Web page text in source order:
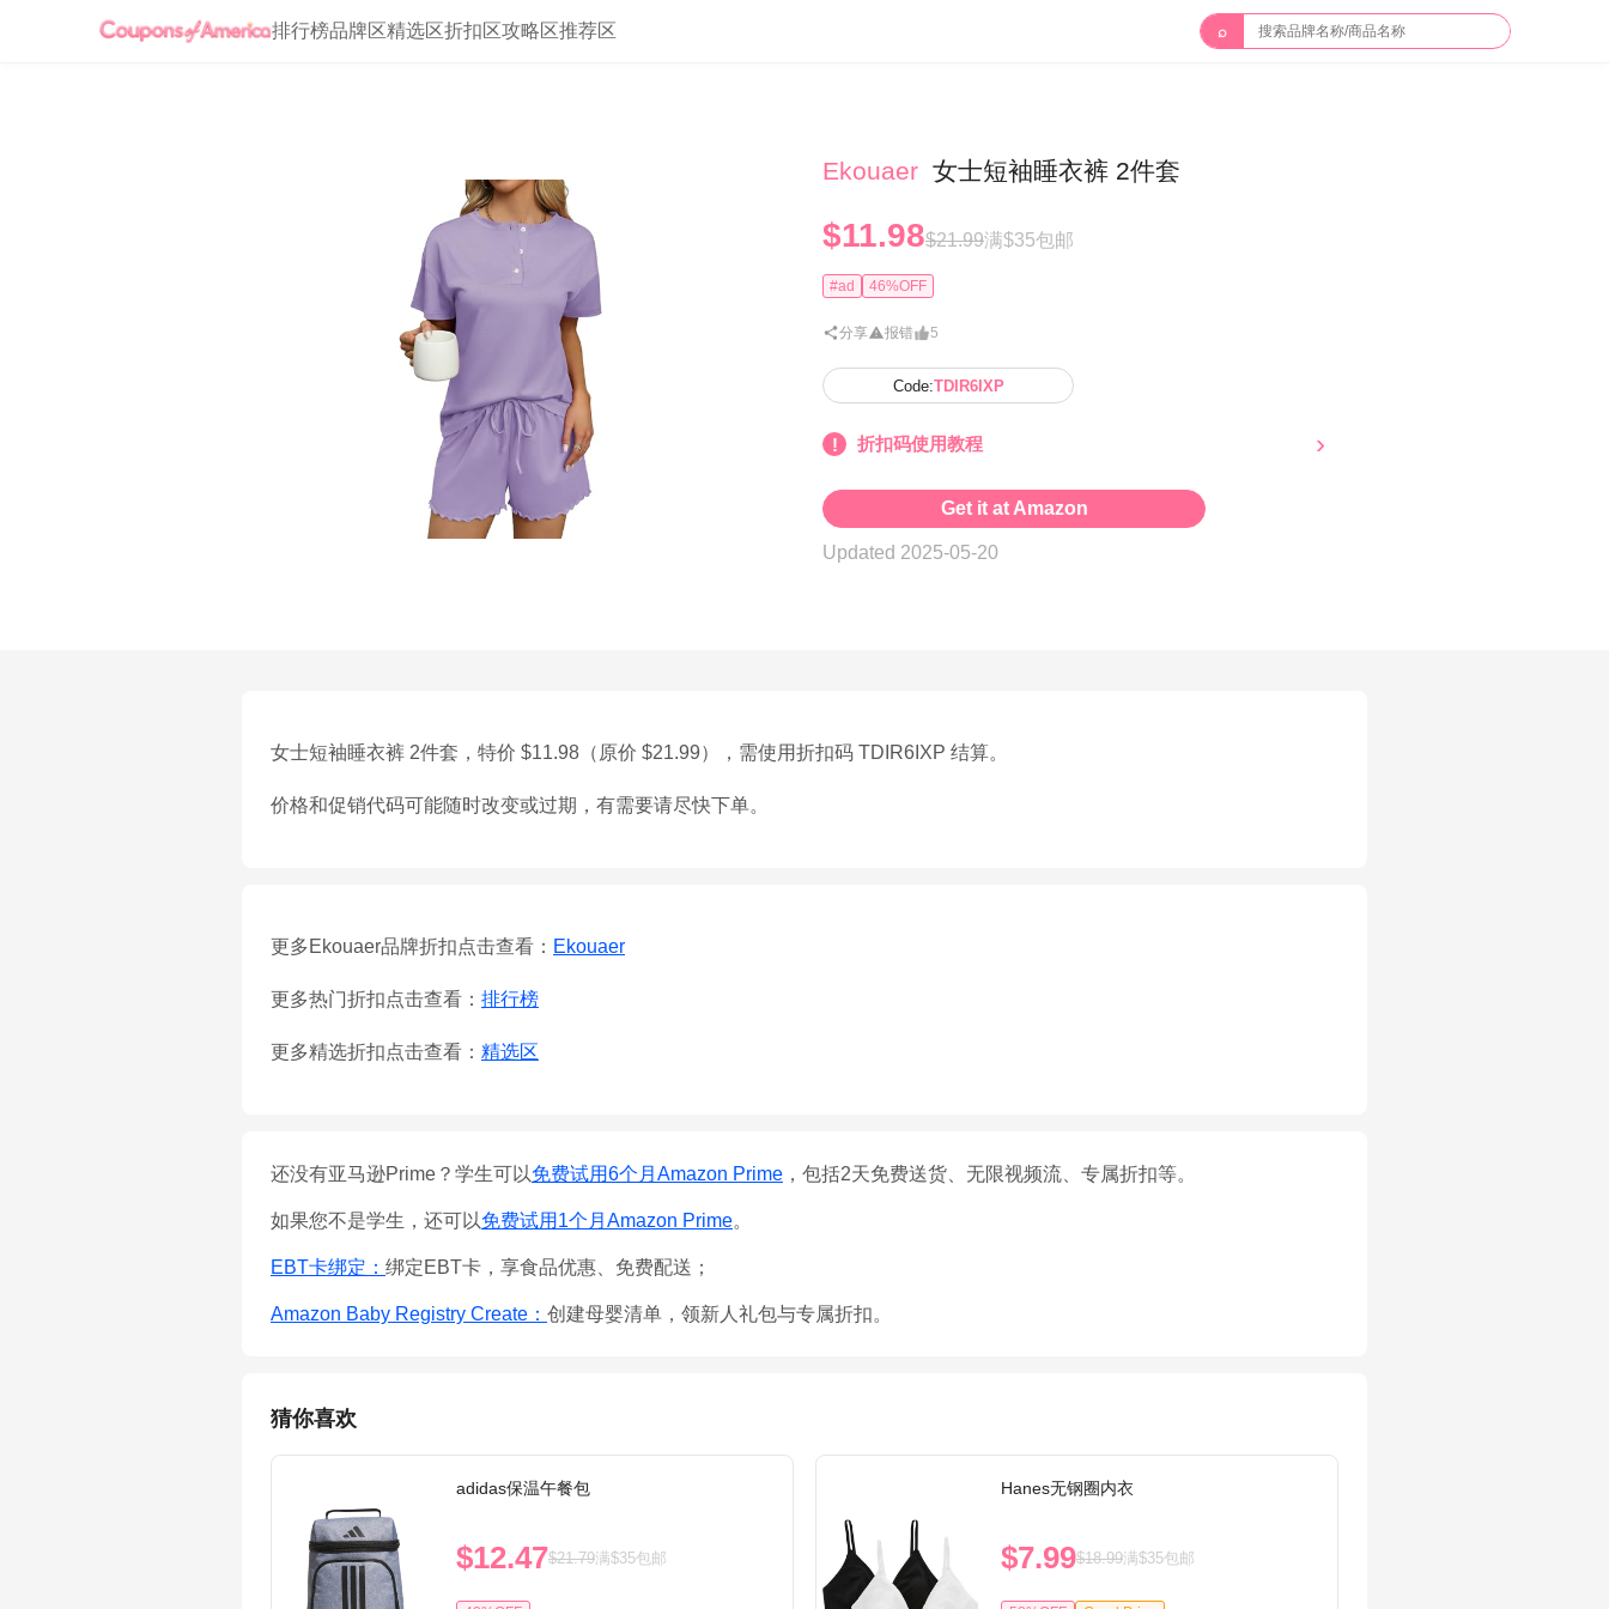
排行榜品牌区精选区折扣区攻略区推荐区 ⌕
Ekouaer 女士短袖睡衣裤 2件套
$11.98$21.99满$35包邮
#ad 46%OFF
分享 报错 5
Code:TDIR6IXP
折扣码使用教程
Get it at Amazon
Updated 2025-05-20
女士短袖睡衣裤 2件套，特价 $11.98（原价 $21.99），需使用折扣码 TDIR6IXP 结算。
价格和促销代码可能随时改变或过期，有需要请尽快下单。
更多Ekouaer品牌折扣点击查看： Ekouaer
更多热门折扣点击查看： 排行榜
更多精选折扣点击查看： 精选区
还没有亚马逊Prime？学生可以免费试用6个月Amazon Prime ，包括2天免费送货、无限视频流、专属折扣等。
如果您不是学生，还可以免费试用1个月Amazon Prime。
EBT卡绑定： 绑定EBT卡，享食品优惠、免费配送；
Amazon Baby Registry Create： 创建母婴清单，领新人礼包与专属折扣。
猜你喜欢
adidas保温午餐包
$12.47$21.79满$35包邮
Hanes无钢圈内衣
$7.99$18.99满$35包邮